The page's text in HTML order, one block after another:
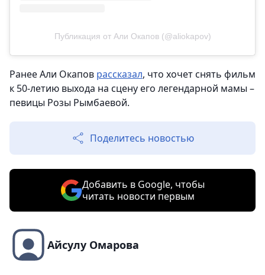
Публикация от Али Окапов (@aliokapov)
Ранее Али Окапов рассказал, что хочет снять фильм
к 50-летию выхода на сцену его легендарной мамы –
певицы Розы Рымбаевой.
Поделитесь новостью
Добавить в Google, чтобы
читать новости первым
Айсулу Омарова